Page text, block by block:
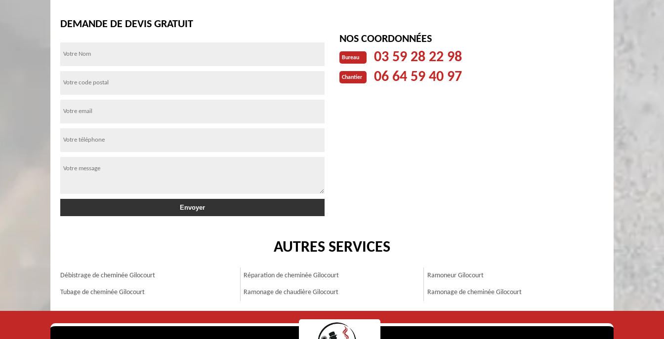
DEMANDE DE DEVIS GRATUIT
NOS COORDONNÉES
Bureau 03 59 28 22 98
Chantier 06 64 59 40 97
AUTRES SERVICES
Débistrage de cheminée Gilocourt
Tubage de cheminée Gilocourt
Réparation de cheminée Gilocourt
Ramonage de chaudière Gilocourt
Ramoneur Gilocourt
Ramonage de cheminée Gilocourt